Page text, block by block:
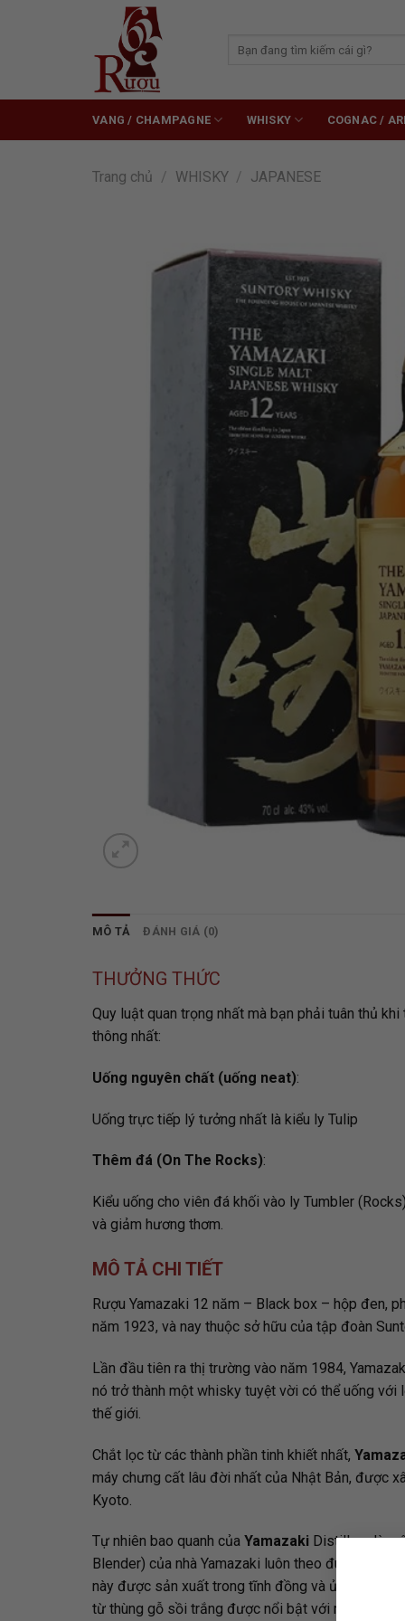
kiếm:
VANG / CHAMPAGNE WHISKY COGNAC /
Trang chủ / WHISKY / JAPANESE
MÔ TẢ ĐÁNH GIÁ (0)
THƯỞNG THỨC
Quy luật quan trọng nhất mà bạn phải tuân thủ
thông nhất:
Uống nguyên chất (uống neat):
Uống trực tiếp lý tưởng nhất là kiểu ly Tulip
Thêm đá (On The Rocks):
Kiểu uống cho viên đá khối vào ly Tumbler
và giảm hương thơm.
MÔ TẢ CHI TIẾT
Rượu Yamazaki 12 năm – Black box – hộp đen,
năm 1923, và nay thuộc sở hữu của tập đoàn
Lần đầu tiên ra thị trường vào năm 1984,
nó trở thành một whisky tuyệt vời có thể uống
thế giới.
Chắt lọc từ các thành phần tinh khiết nhất,
máy chưng cất lâu đời nhất của Nhật Bản, được
Kyoto.
Tự nhiên bao quanh của Yamazaki Distillery là
Blender) của nhà Yamazaki luôn theo đuổi mục
này được sản xuất trong tĩnh đồng và ủ trong ba
từ thùng gỗ sồi trắng được nổi bật với mùi hương